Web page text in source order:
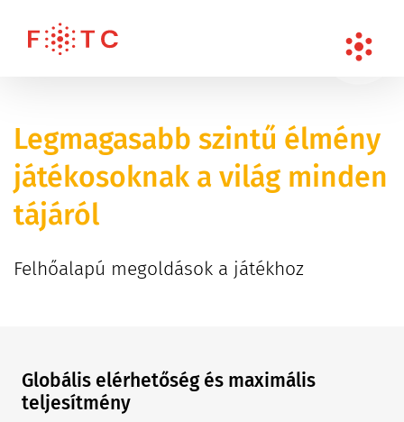
Legmagasabb szintű élmény
játékosoknak a világ minden
tájáról
Felhőalapú megoldások a játékhoz
Globális elérhetőség és maximális
teljesítmény